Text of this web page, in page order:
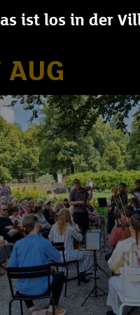
ist los in der
AUG